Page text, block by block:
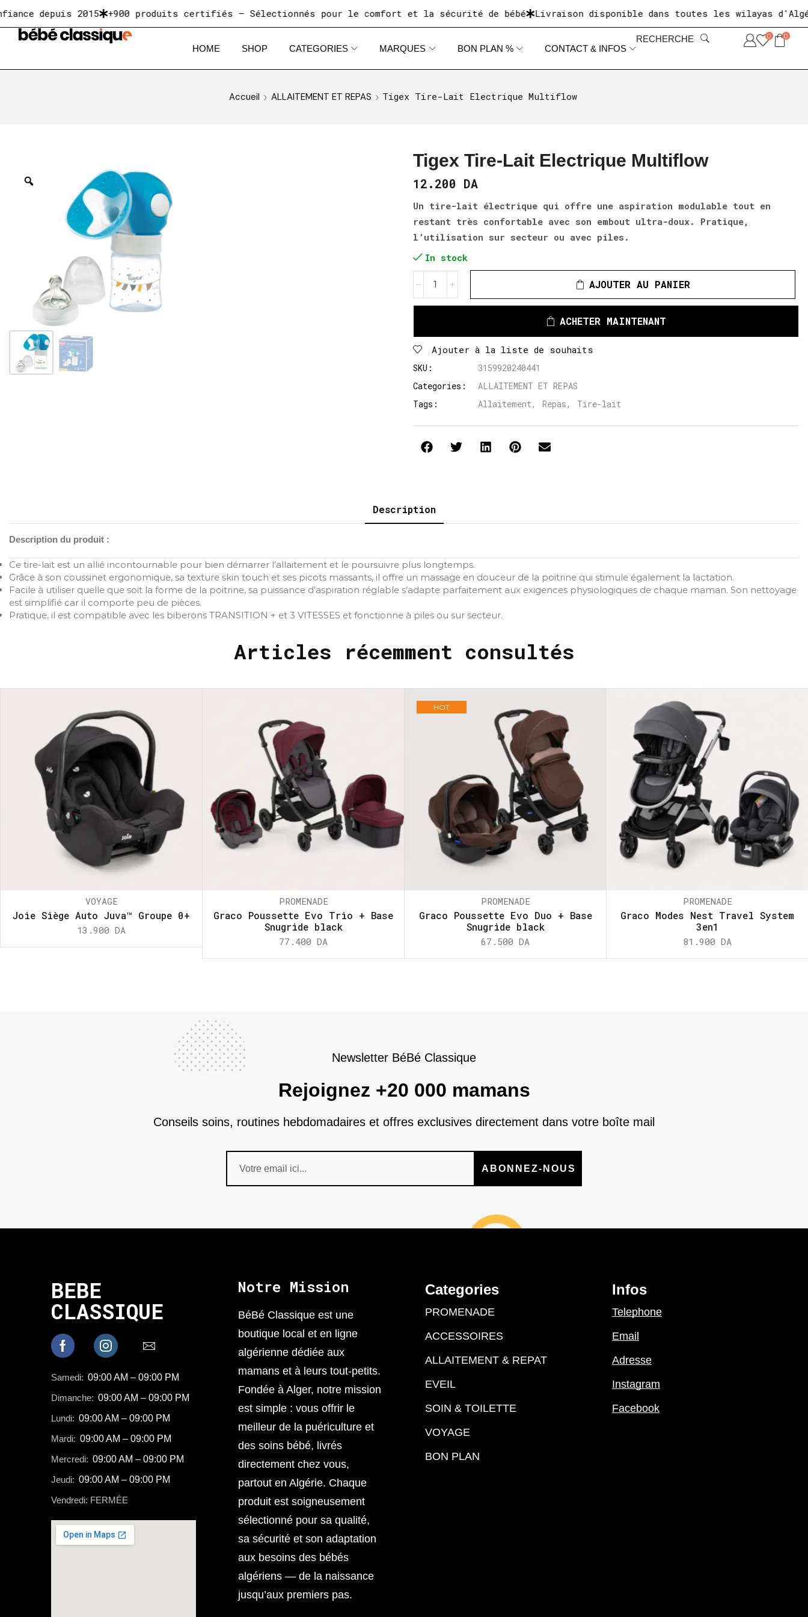
depuis 2015 +900 produits certifiés — Sélectionnés pour le comfort et la sécurité de bébé Livraison disponible dans toutes les wilayas d'Algérie
HOME SHOP CATEGORIES MARQUES BON PLAN % CONTACT & INFOS
RECHERCHE 0 0
Accueil ALLAITEMENT ET REPAS Tigex Tire-Lait Electrique Multiflow
Tigex Tire-Lait Electrique Multiflow
12.200 DA
Un tire-lait électrique qui offre une aspiration modulable tout en
restant très confortable avec son embout ultra-doux. Pratique,
l’utilisation sur secteur ou avec piles.
In stock
AJOUTER AU PANIER
ACHETER MAINTENANT
Ajouter à la liste de souhaits
SKU:
3159920240441
Categories:
ALLAITEMENT ET REPAS
Tags:
Allaitement, Repas, Tire-lait
Description
Description du produit :
Ce tire-lait est un allié incontournable pour bien démarrer l’allaitement et le poursuivre plus longtemps.
Grâce à son coussinet ergonomique, sa texture skin touch et ses picots massants, il offre un massage en douceur de la poitrine qui stimule également la lactation.
Facile à utiliser quelle que soit la forme de la poitrine, sa puissance d’aspiration réglable s’adapte parfaitement aux exigences physiologiques de chaque maman. Son nettoyage
est simplifié car il comporte peu de pièces.
Pratique, il est compatible avec les biberons TRANSITION + et 3 VITESSES et fonctionne à piles ou sur secteur.
Articles récemment consultés
VOYAGE
Joie Siège Auto Juva™ Groupe 0+
13.900 DA
PROMENADE
Graco Poussette Evo Trio + Base
Snugride black
77.400 DA
HOT
PROMENADE
Graco Poussette Evo Duo + Base
Snugride black
67.500 DA
PROMENADE
Graco Modes Nest Travel System
3en1
81.900 DA
Newsletter BéBé Classique
Rejoignez +20 000 mamans
Conseils soins, routines hebdomadaires et offres exclusives directement dans votre boîte mail
ABONNEZ-NOUS
BEBE
CLASSIQUE
Samedi: 09:00 AM – 09:00 PM
Dimanche: 09:00 AM – 09:00 PM
Lundi: 09:00 AM – 09:00 PM
Mardi: 09:00 AM – 09:00 PM
Mercredi: 09:00 AM – 09:00 PM
Jeudi: 09:00 AM – 09:00 PM
Vendredi: FERMÉE
Notre Mission
BéBé Classique est une
boutique local et en ligne
algérienne dédiée aux
mamans et à leurs tout-petits.
Fondée à Alger, notre mission
est simple : vous offrir le
meilleur de la puériculture et
des soins bébé, livrés
directement chez vous,
partout en Algérie. Chaque
produit est soigneusement
sélectionné pour sa qualité,
sa sécurité et son adaptation
aux besoins des bébés
algériens — de la naissance
jusqu’aux premiers pas.
Categories
PROMENADE
ACCESSOIRES
ALLAITEMENT & REPAT
EVEIL
SOIN & TOILETTE
VOYAGE
BON PLAN
Infos
Telephone
Email
Adresse
Instagram
Facebook